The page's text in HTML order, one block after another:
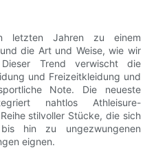
letzten Jahren zu einem
die Art und Weise, wie wir
Trend verwischt die
und Freizeitkleidung und
Note. Die neueste
nahtlos Athleisure-
stilvoller Stücke, die sich
hin zu ungezwungenen
eignen.